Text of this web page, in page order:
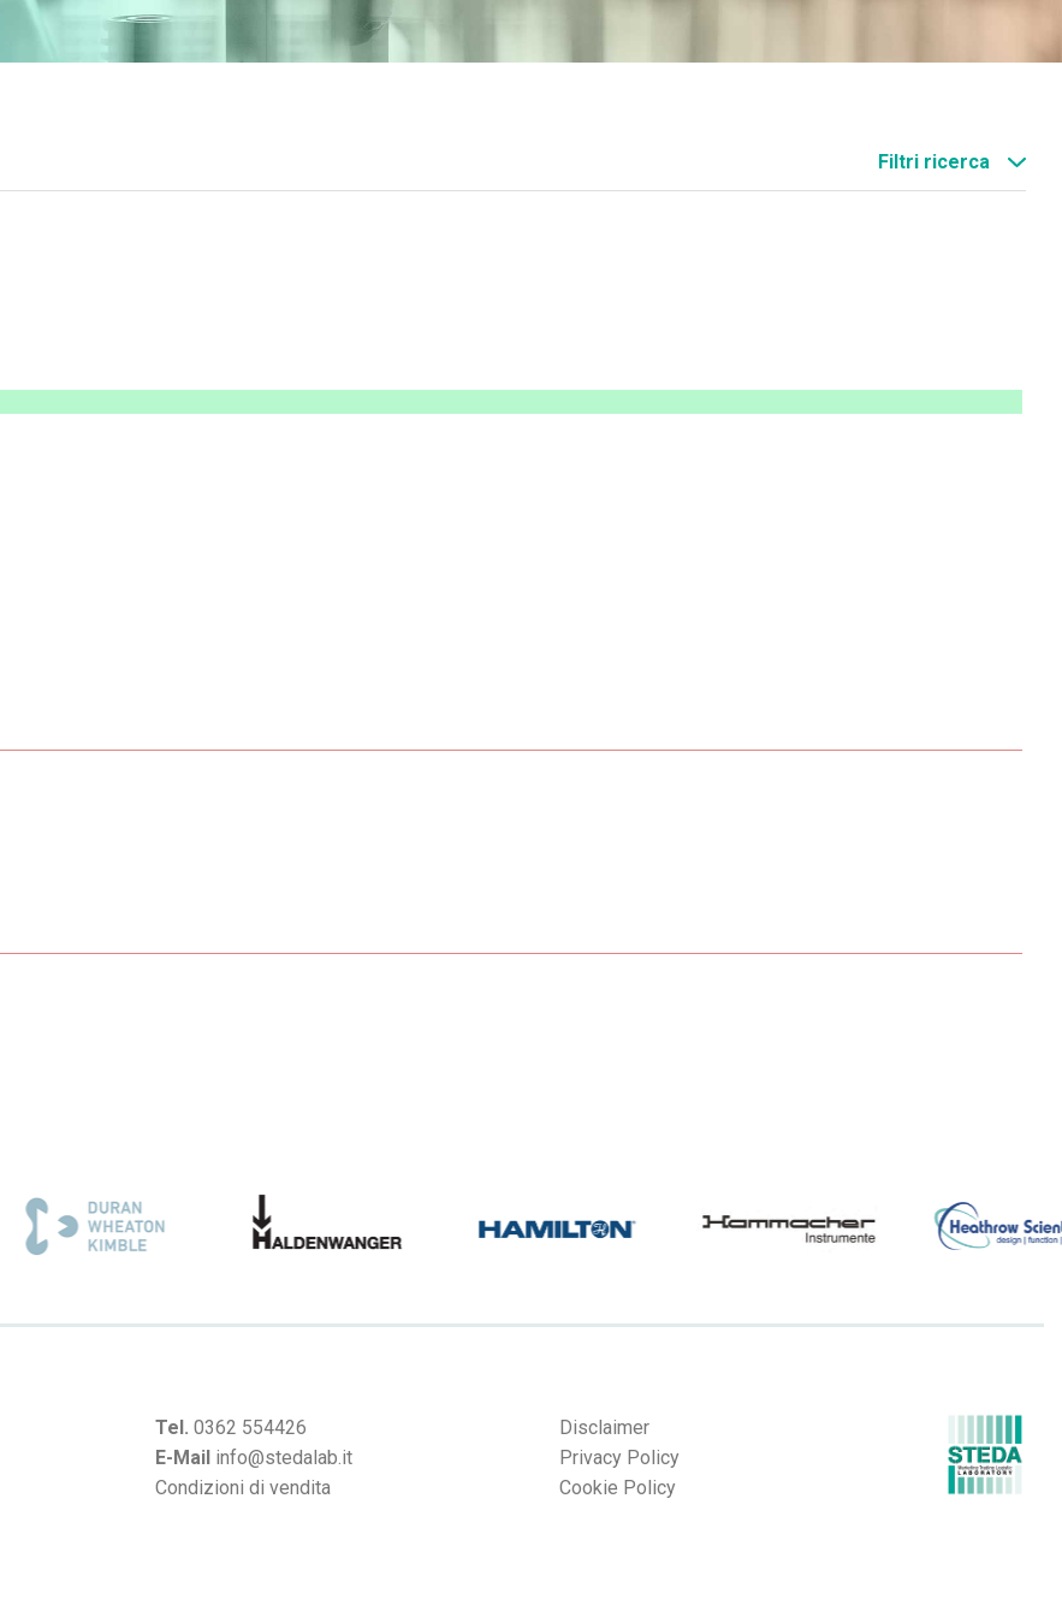
Filtri ricerca
Tel. 0362 554426
E-Mail info@stedalab.it
Condizioni di vendita
Disclaimer
Privacy Policy
Cookie Policy